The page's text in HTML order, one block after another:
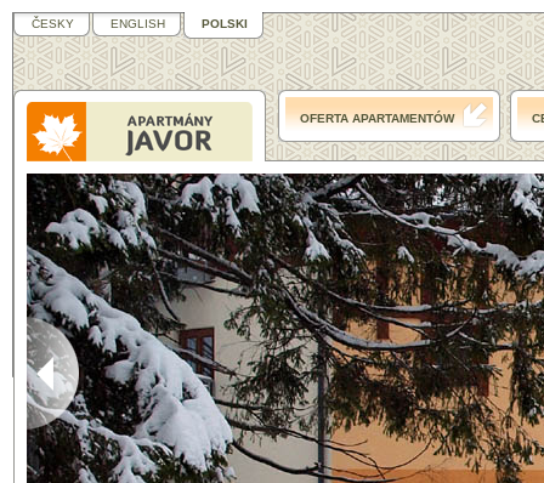
OFERTA APARTAMENTÓW
ČESKY ENGLISH POLSKI
Pogoda w
Pec pod
Sněžkou
°C